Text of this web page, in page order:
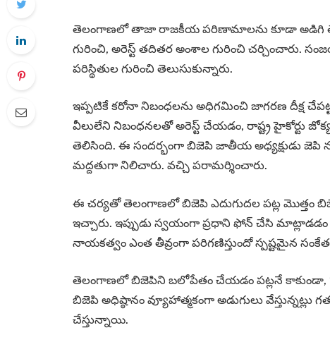
తెలంగాణలో తాజా రాజకీయ పరిణామాలను కూడా అడిగి
గురించి, అరెస్ట్ తదితర అంశాల గురించి
పరిస్థితుల గురించి తెలుసుకున్నారు.
ఇప్పటికే కరోనా నిబంధలను అధిగమించి జాగరణ దీక్ష
వీలులేని నిబంధనలతో అరెస్ట్ చేయడం, రాష్ట్ర హైకోర్టు
తెలిసింది. ఈ సందర్భంగా బిజెపి జాతీయ అధ్యక్షుడు జెపి
మద్దతుగా నిలిచారు. వచ్చి పరామర్శించారు.
ఈ చర్యతో తెలంగాణలో బిజెపి ఎదుగుదల పట్ల మొత్తం
ఇచ్చారు. ఇప్పుడు స్వయంగా ప్రధాని ఫోన్ చేసి
నాయకత్వం ఎంత తీవ్రంగా పరిగణిస్తుందో స్పష్టమైన
తెలంగాణలో బిజెపిని బలోపేతం చేయడం పట్లనే కాకుండా,
బిజెపి అధిష్ఠానం వ్యూహాత్మకంగా అడుగులు వేస్తున్నట్లు
చేస్తున్నాయి.